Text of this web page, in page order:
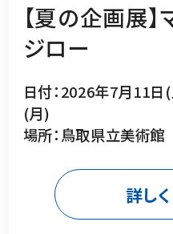
【夏の企画展
ジロー
日付：2026年7月11
(月)
場所：鳥取県立美術館
詳し